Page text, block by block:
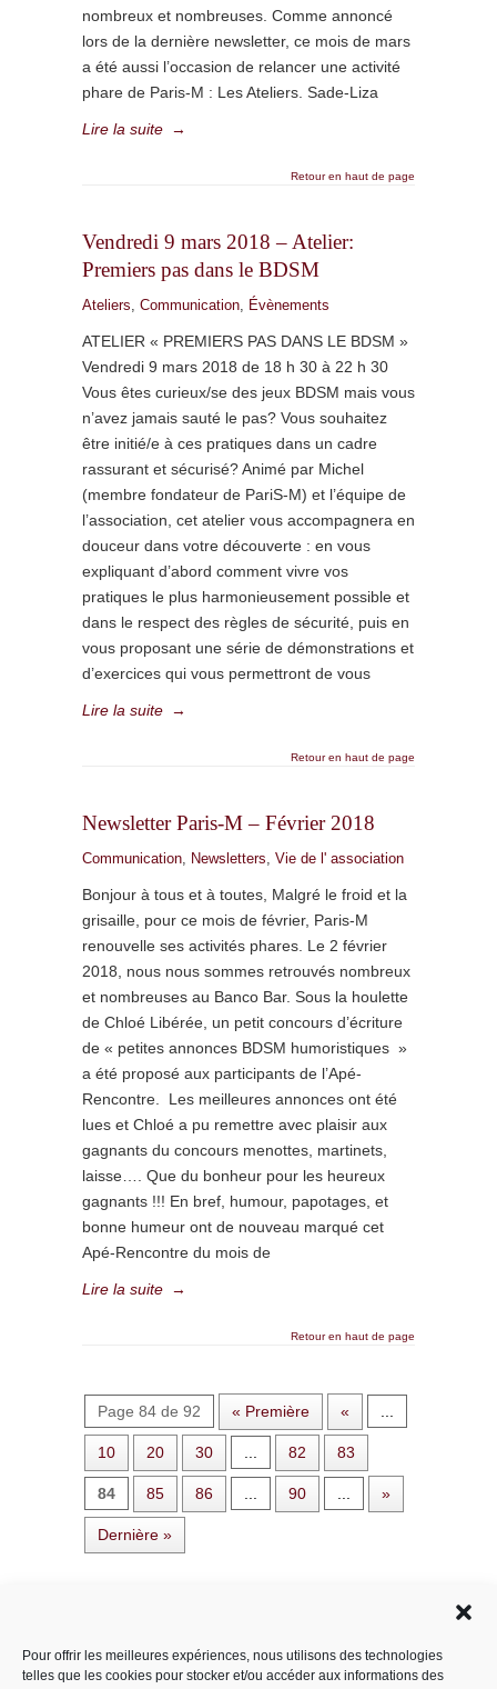
Pour offrir les meilleures expériences, nous utilisons des technologies
telles que les cookies pour stocker et/ou accéder aux informations des
nombreux et nombreuses. Comme annoncé
lors de la dernière newsletter, ce mois de mars
a été aussi l’occasion de relancer une activité
phare de Paris-M : Les Ateliers. Sade-Liza
Lire la suite →
Retour en haut de page
Vendredi 9 mars 2018 – Atelier:
Premiers pas dans le BDSM
Ateliers, Communication, Évènements
ATELIER « PREMIERS PAS DANS LE BDSM »
Vendredi 9 mars 2018 de 18 h 30 à 22 h 30
Vous êtes curieux/se des jeux BDSM mais vous
n’avez jamais sauté le pas? Vous souhaitez
être initié/e à ces pratiques dans un cadre
rassurant et sécurisé? Animé par Michel
(membre fondateur de PariS-M) et l’équipe de
l’association, cet atelier vous accompagnera en
douceur dans votre découverte : en vous
expliquant d’abord comment vivre vos
pratiques le plus harmonieusement possible et
dans le respect des règles de sécurité, puis en
vous proposant une série de démonstrations et
d’exercices qui vous permettront de vous
Lire la suite →
Retour en haut de page
Newsletter Paris-M – Février 2018
Communication, Newsletters, Vie de l' association
Bonjour à tous et à toutes, Malgré le froid et la
grisaille, pour ce mois de février, Paris-M
renouvelle ses activités phares. Le 2 février
2018, nous nous sommes retrouvés nombreux
et nombreuses au Banco Bar. Sous la houlette
de Chloé Libérée, un petit concours d’écriture
de « petites annonces BDSM humoristiques »
a été proposé aux participants de l’Apé-
Rencontre. Les meilleures annonces ont été
lues et Chloé a pu remettre avec plaisir aux
gagnants du concours menottes, martinets,
laisse…. Que du bonheur pour les heureux
gagnants !!! En bref, humour, papotages, et
bonne humeur ont de nouveau marqué cet
Apé-Rencontre du mois de
Lire la suite →
Retour en haut de page
Page 84 de 92 « Première «
10 20 30 82 83
84 85 86 90 »
Dernière »